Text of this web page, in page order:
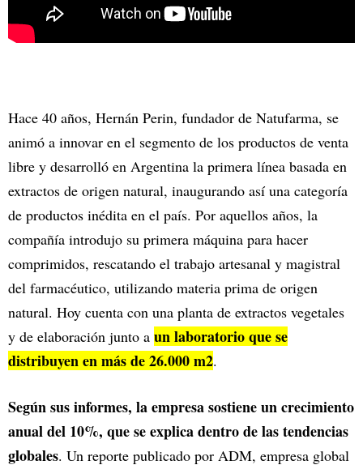
Hace 40 años, Hernán Perin, fundador de Natufarma, se
animó a innovar en el segmento de los productos de venta
libre y desarrolló en Argentina la primera línea basada en
extractos de origen natural, inaugurando así una categoría
de productos inédita en el país. Por aquellos años, la
compañía introdujo su primera máquina para hacer
comprimidos, rescatando el trabajo artesanal y magistral
del farmacéutico, utilizando materia prima de origen
natural. Hoy cuenta con una planta de extractos vegetales
y de elaboración junto a un laboratorio que se
distribuyen en más de 26.000 m2.
Según sus informes, la empresa sostiene un crecimiento
anual del 10%, que se explica dentro de las tendencias
globales. Un reporte publicado por ADM, empresa global